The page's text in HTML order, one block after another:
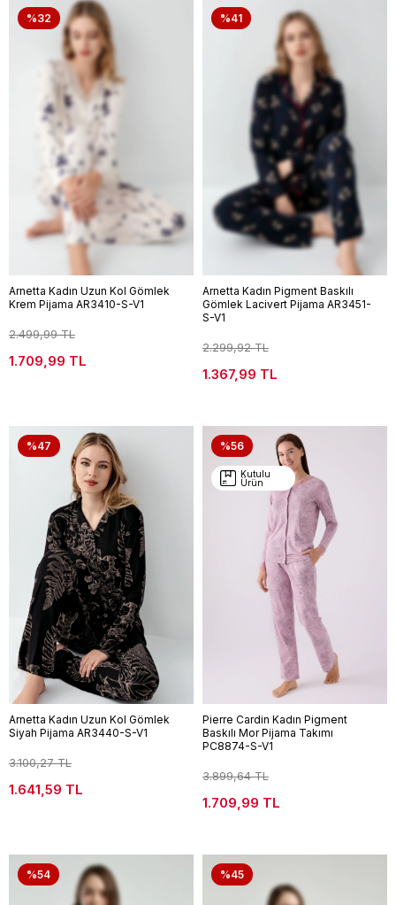
%32
Arnetta Kadın Uzun Kol Gömlek
Krem Pijama AR3410-S-V1
2.499,99 TL
1.709,99 TL
%41
Arnetta Kadın Pigment Baskılı
Gömlek Lacivert Pijama AR3451-
S-V1
2.299,92 TL
1.367,99 TL
%47
Arnetta Kadın Uzun Kol Gömlek
Siyah Pijama AR3440-S-V1
3.100,27 TL
1.641,59 TL
%56
Kutulu
Ürün
Pierre Cardin Kadın Pigment
Baskılı Mor Pijama Takımı
PC8874-S-V1
3.899,64 TL
1.709,99 TL
%54 %45